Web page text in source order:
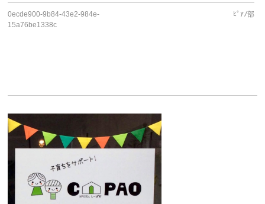
0ecde900-9b84-43e2-984e-
15a76be1338c
ﾋﾟｱﾉ部